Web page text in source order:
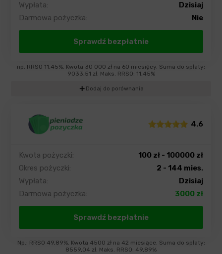
Wypłata:
Dzisiaj
Darmowa pożyczka:
Nie
Sprawdź bezpłatnie
np. RRSO 11,45%. Kwota 30 000 zł na 60 miesięcy. Suma do spłaty:
9033,51 zł. Maks. RRSO: 11,45%
add Dodaj do porównania
4.6
Kwota pożyczki:
100 zł - 100000 zł
Okres pożyczki:
2 - 144 mies.
Wypłata:
Dzisiaj
Darmowa pożyczka:
3000 zł
Sprawdź bezpłatnie
Np.: RRSO 49,89%. Kwota 4500 zł na 42 miesiące. Suma do spłaty:
8559,04 zł. Maks. RRSO: 49,89%